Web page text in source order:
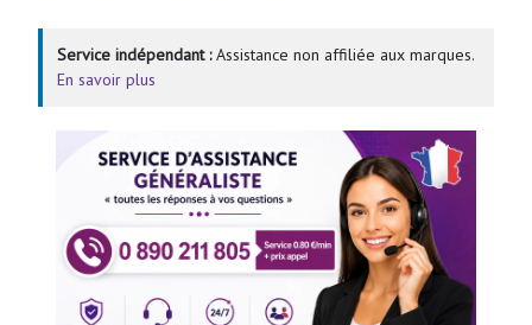
Service indépendant :Assistance non affiliée aux marques.
En savoir plus